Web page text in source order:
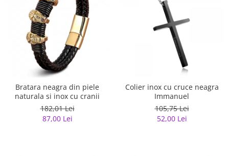
Bratara neagra din piele
naturala si inox cu cranii
182,01 Lei
87,00 Lei
Colier inox cu cruce neagra
Immanuel
105,75 Lei
52,00 Lei